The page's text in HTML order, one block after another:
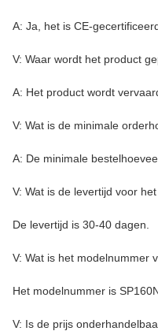
A: Ja, het is CE-
V: Waar wordt het product
A: Het product wordt
V: Wat is de minimale
A: De minimale
V: Wat is de levertijd voor
De levertijd is 30-40 dagen.
V: Wat is het modelnummer
Het modelnummer is
V: Is de prijs